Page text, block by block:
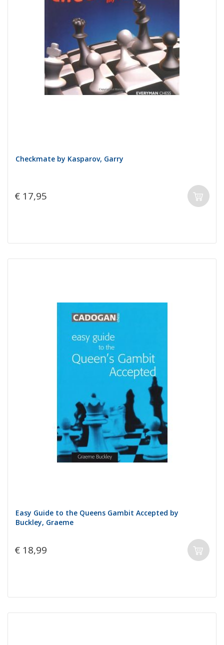
Checkmate by Kasparov, Garry
€ 17,95
Easy Guide to the Queens Gambit Accepted by
Buckley, Graeme
€ 18,99